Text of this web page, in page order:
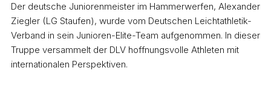
Der deutsche Juniorenmeister im Hammerwerfen, Alexander
Ziegler (LG Staufen), wurde vom Deutschen Leichtathletik-
Verband in sein Junioren-Elite-Team aufgenommen. In dieser
Truppe versammelt der DLV hoffnungsvolle Athleten mit
internationalen Perspektiven.